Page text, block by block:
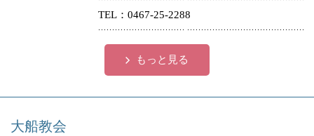
TEL 0467-25-2288
もっと見る
大船教会